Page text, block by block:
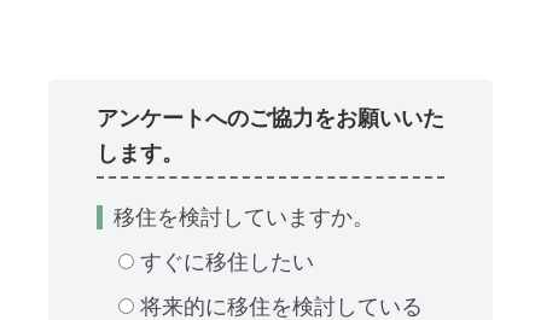
アンケートへのご協力をお願いいた
します。
移住を検討していますか。
すぐに移住したい
将来的に移住を検討している